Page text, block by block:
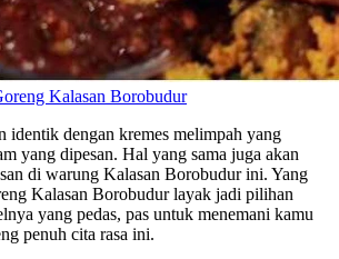
Kalasan Borobudur
identik dengan kremes melimpah yang
yang dipesan. Hal yang sama juga akan
di warung Kalasan Borobudur ini. Yang
Kalasan Borobudur layak jadi pilihan
yang pedas, pas untuk menemani kamu
penuh cita rasa ini.